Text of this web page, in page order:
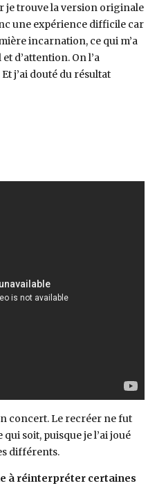
je trouve la version originale
une expérience difficile car
incarnation, ce qui m’a
d’attention. On l’a
j’ai douté du résultat
concert. Le recréer ne fut
soit, puisque je l’ai joué
différents.
à réinterpréter certaines